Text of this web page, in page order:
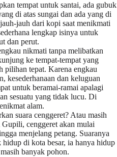
tempat untuk santai, ada gubuk
di atas sungai dan ada yang di
jauh dari kopi saat menikmati
lengkap isinya untuk
dan perut.
nikmati tanpa melibatkan
ke tempat-tempat yang
pilihan tepat. Karena engkau
kesederhanaan dan keluguan
untuk beramai-ramai apalagi
sesuatu yang tidak lucu. Di
alam.
suara cenggeret? Atau masih
cenggeret akan mulai
menjelang petang. Suaranya
di kota besar, ia hanya hidup
banyak pohon.